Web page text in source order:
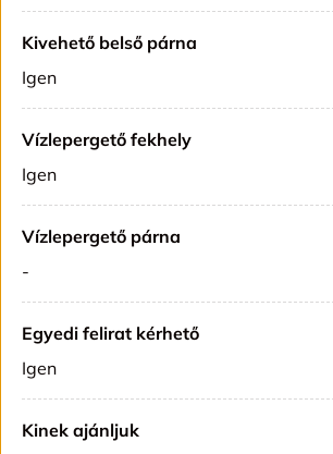
Kivehető belső párna
Igen
Vízlepergető fekhely
Igen
Vízlepergető párna
-
Egyedi felirat kérhető
Igen
Kinek ajánljuk